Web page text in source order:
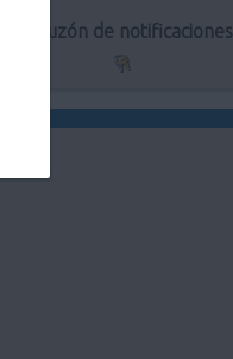
Mi buzón de notificaciones